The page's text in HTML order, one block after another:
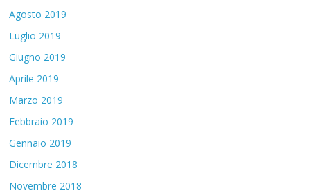
Agosto 2019
Luglio 2019
Giugno 2019
Aprile 2019
Marzo 2019
Febbraio 2019
Gennaio 2019
Dicembre 2018
Novembre 2018